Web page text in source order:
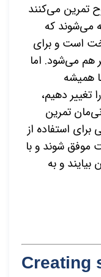
تمرین می‌کنند
می‌شوند که
است و برای
هم می‌شود. اما
همیشه
تغییر دهیم،
تمرین
استفاده از
موفق شوند و با
و به
Creating